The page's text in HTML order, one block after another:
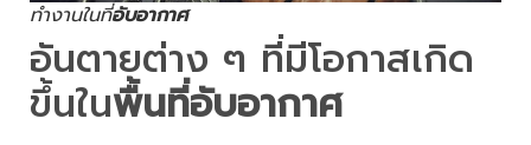
ทำงานในที่อับอากาศ
อันตายต่าง ๆ ที่มีโอกาสเกิด
ขึ้นในพื้นที่อับอากาศ